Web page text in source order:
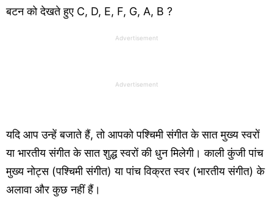
बटन को देखते हुए C, D, E, F, G, A, B ?
Advertisement
Advertisement
यदि आप उन्हें बजाते हैं, तो आपको पश्चिमी संगीत के सात मुख्य स्वरों
या भारतीय संगीत के सात शुद्ध स्वरों की धुन मिलेगी। काली कुंजी पांच
मुख्य नोट्स (पश्चिमी संगीत) या पांच विक्रत स्वर (भारतीय संगीत) के
अलावा और कुछ नहीं हैं।